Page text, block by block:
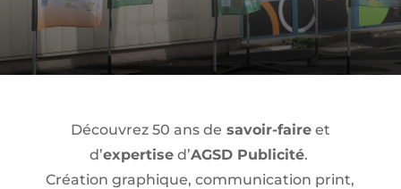
Découvrez 50 ans de savoir-faireet
d’expertised’AGSD Publicité.
Création graphique, communication print,